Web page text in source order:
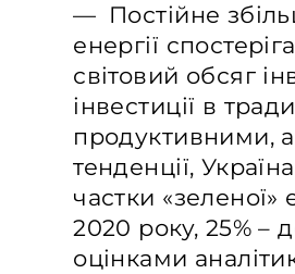
— Постійне
енергії
світовий обсяг
інвестиції в
продуктивними, а
тенденції,
частки
2020 року, 25% –
оцінками